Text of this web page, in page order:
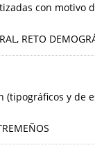
con motivo
RETO
y de